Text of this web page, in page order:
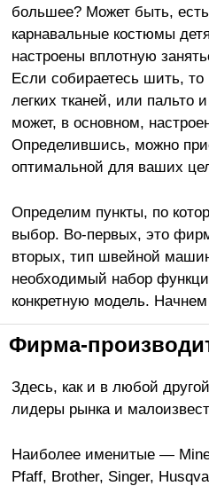
большее? Может быть,
карнавальные костюмы
настроены вплотную
Если собираетесь шить, то
легких тканей, или пальто
может, в основном,
Определившись, можно
оптимальной для ваших
Определим пункты, по
выбор. Во-первых, это
вторых, тип швейной
необходимый набор
конкретную модель. Начнем
Фирма-
Здесь, как и в любой
лидеры рынка и
Наиболее именитые —
Pfaff, Brother, Singer,